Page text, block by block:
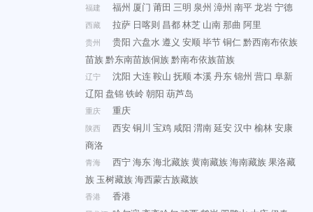
福建 福州 厦门 莆田 三明 泉州 漳州 南平龙岩宁德
西藏 拉萨 日喀则 昌都林芝 山南那曲 阿里
贵州 贵阳 六盘水遵义 安顺毕节铜仁黔西南布依族
苗族黔东南苗族侗族黔南布依族苗族
辽宁 沈阳 大连鞍山 抚顺本溪丹东锦州 营口 阜新
辽阳 盘锦铁岭朝阳 葫芦岛
重庆 重庆
陕西 西安铜川 宝鸡 咸阳 渭南延安汉中 榆林安康
商洛
青海 西宁海东海北藏族黄南藏族海南藏族果洛藏
族 玉树藏族海西蒙古族藏族
香港 香港